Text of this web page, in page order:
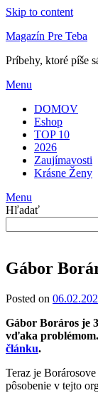
Skip to content
Magazín Pre Teba
Príbehy, ktoré píše
Menu
DOMOV
Eshop
TOP 10
2026
Zaujímavosti
Krásne Ženy
Menu
Hľadať
Gábor
Posted on
Gábor Boráros je
vďaka
článku.
Teraz je
pôsobenie v tejto